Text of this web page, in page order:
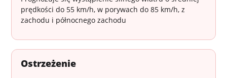
prędkości do 55 km/h, w porywach do 85 km/h, z
zachodu i północnego zachodu
Ostrzeżenie